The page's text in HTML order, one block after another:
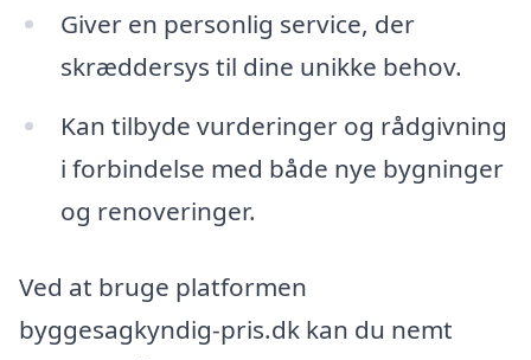
Giver en personlig service, der
skræddersys til dine unikke behov.
Kan tilbyde vurderinger og rådgivning
i forbindelse med både nye bygninger
og renoveringer.
Ved at bruge platformen
byggesagkyndig-pris.dk kan du nemt